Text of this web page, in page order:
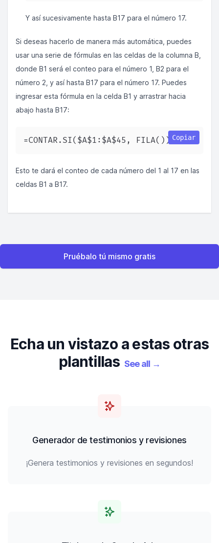
Y así sucesivamente hasta B17 para el número 17.
Si deseas hacerlo de manera más automática, puedes
usar una serie de fórmulas en las celdas de la columna B,
donde B1 será el conteo para el número 1, B2 para el
número 2, y así hasta B17 para el número 17. Puedes
ingresar esta fórmula en la celda B1 y arrastrar hacia
abajo hasta B17:
=CONTAR.SI($A$1:$A$45, FILA()) Copiar
Esto te dará el conteo de cada número del 1 al 17 en las
celdas B1 a B17.
Pruébalo tú mismo gratis
Echa un vistazo a estas otras
plantillas See all →
Generador de testimonios y revisiones
¡Genera testimonios y revisiones en segundos!